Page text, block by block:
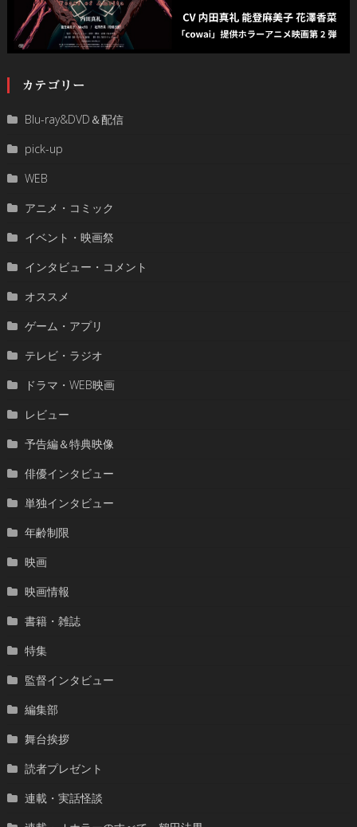
カテゴリー
Blu-ray&DVD＆配信
pick-up
WEB
アニメ・コミック
イベント・映画祭
インタビュー・コメント
オススメ
ゲーム・アプリ
テレビ・ラジオ
ドラマ・WEB映画
レビュー
予告編＆特典映像
俳優インタビュー
単独インタビュー
年齢制限
映画
映画情報
書籍・雑誌
特集
監督インタビュー
編集部
舞台挨拶
読者プレゼント
連載・実話怪談